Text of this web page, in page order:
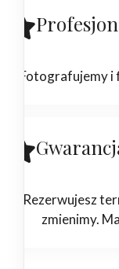
Fotografujemy i
Rezerwujesz
zmienimy.